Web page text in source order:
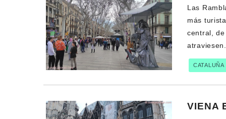
Las
más
central,
CATALUÑA
VIENA